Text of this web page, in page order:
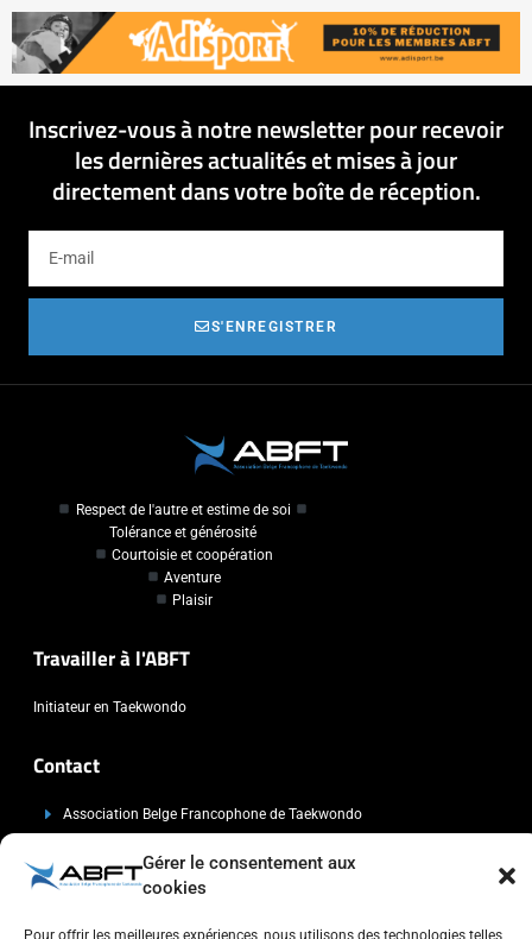
Gérer le consentement aux
cookies
Pour offrir les meilleures expériences, nous utilisons des technologies telles
Inscrivez-vous à notre newsletter pour recevoir
les dernières actualités et mises à jour
directement dans votre boîte de réception.
S'ENREGISTRER
Respect de l'autre et estime de soi
Tolérance et générosité
Courtoisie et coopération
Aventure
Plaisir
Travailler à l'ABFT
Initiateur en Taekwondo
Contact
Association Belge Francophone de Taekwondo
info@abft.be